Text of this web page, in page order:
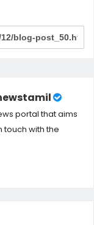
portal that aims
touch with the